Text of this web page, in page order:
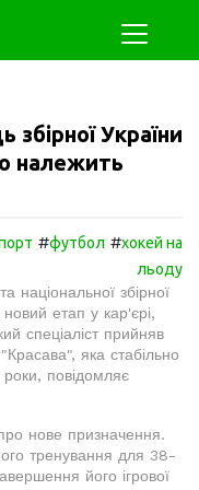
збірної України
належить
#футбол #хокей на
льоду
національної збірної
етап у кар'єрі,
спеціаліст прийняв
яка стабільно
роки, повідомляє
нове призначення.
тренування для 38-
його ігрової